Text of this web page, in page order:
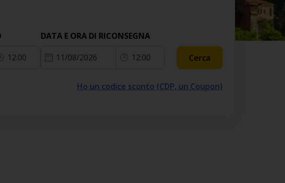
12:00
DATA E ORA DI RICONSEGNA
11/08/2026 12:00 Cerca
Ho un codice sconto (CDP, un Coupon)